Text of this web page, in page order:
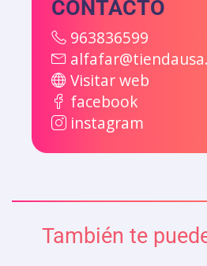
CONTACTO
963836599
Visitar web
facebook
instagram
También te